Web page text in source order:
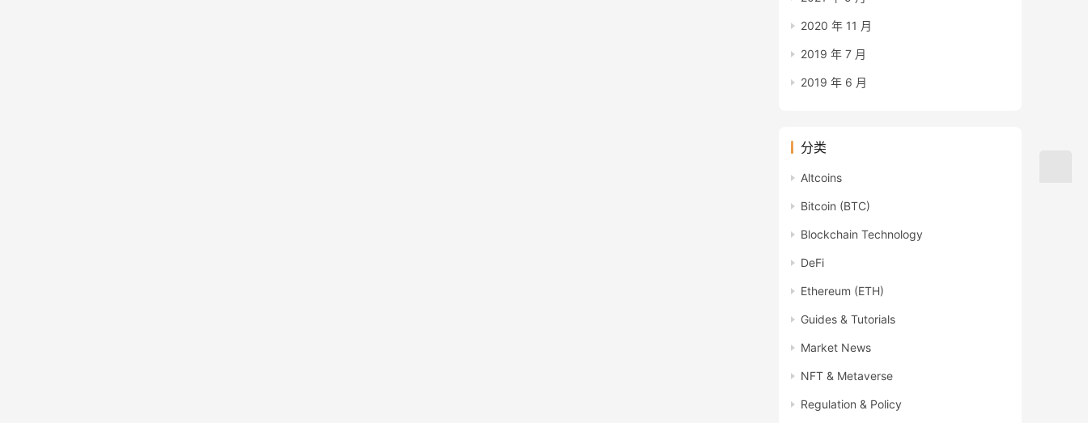
2020 年 11 月
2019 年 7 月
2019 年 6 月
分类
Altcoins
Bitcoin (BTC)
Blockchain Technology
DeFi
Ethereum (ETH)
Guides & Tutorials
Market News
NFT & Metaverse
Regulation & Policy